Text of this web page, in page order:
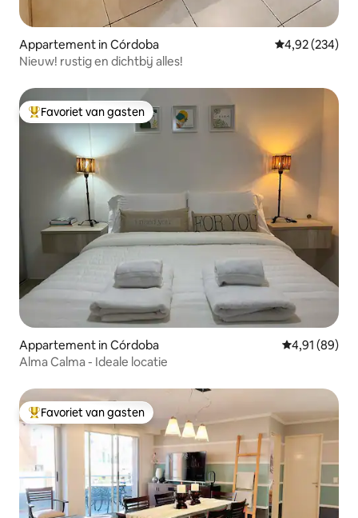
Appartement in Córdoba Gemiddelde
4,92 (234)
Nieuw! rustig en dichtbij alles!
Topfavoriet van gasten
Favoriet van gasten
Appartement in Córdoba Gemiddelde
4,91 (89)
Alma Calma - Ideale locatie
Topfavoriet van gasten
Favoriet van gasten